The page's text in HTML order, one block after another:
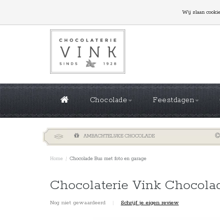
GROTE OPLAGES NODIG? NEEM CONTACT MET
Chocolade Feestdagen
AMBACHTELIJKE CHOCOLADE
Home / Chocolade Bus met foto en garage
Chocolaterie Vink
Nog niet gewaardeerd | Schrijf je eigen review
Wij slaan